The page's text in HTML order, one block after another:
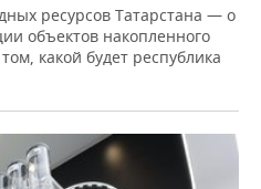
ресурсов Татарстана — о
объектов накопленного
какой будет республика